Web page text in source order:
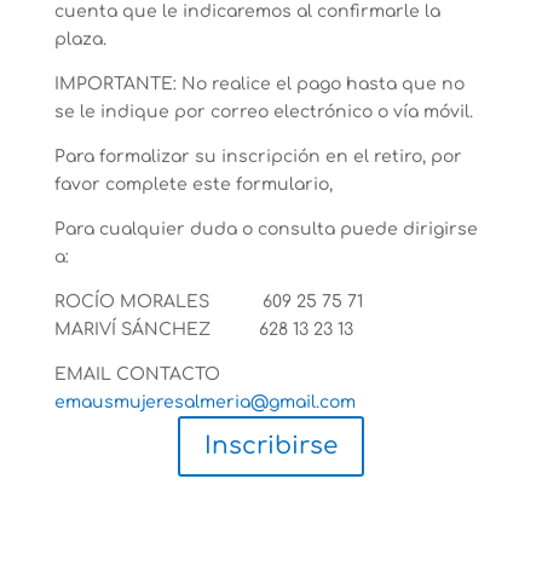
cuenta que le indicaremos al confirmarle la
plaza.
IMPORTANTE: No realice el pago hasta que no
se le indique por correo electrónico o vía móvil.
Para formalizar su inscripción en el retiro, por
favor complete este formulario,
Para cualquier duda o consulta puede dirigirse
a:
ROCÍO MORALES 609 25 75 71
MARIVÍ SÁNCHEZ 628 13 23 13
EMAIL CONTACTO
emausmujeresalmeria@gmail.com
Inscribirse